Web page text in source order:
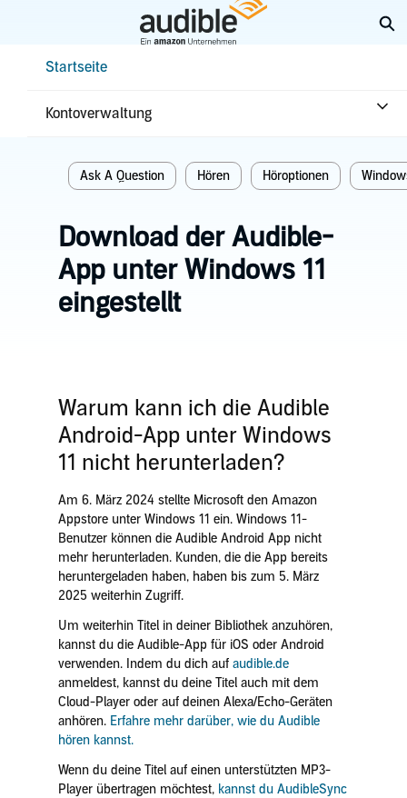
Startseite
Kontoverwaltung
Startseite
Ask A Question Hören Höroptionen
Download der Audible-
App unter Windows 11
eingestellt
Warum kann ich die Audible
Android-App unter Windows
11 nicht herunterladen?
Am 6. März 2024 stellte Microsoft den Amazon
Appstore unter Windows 11 ein. Windows 11-
Benutzer können die Audible Android App nicht
mehr herunterladen. Kunden, die die App bereits
heruntergeladen haben, haben bis zum 5. März
2025 weiterhin Zugriff.
Um weiterhin Titel in deiner Bibliothek anzuhören,
kannst du die Audible-App für iOS oder Android
verwenden. Indem du dich auf audible.de
anmeldest, kannst du deine Titel auch mit dem
Cloud-Player oder auf deinen Alexa/Echo-Geräten
anhören. Erfahre mehr darüber, wie du Audible
hören kannst.
Wenn du deine Titel auf einen unterstützten MP3-
Player übertragen möchtest, kannst du AudibleSync